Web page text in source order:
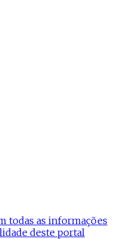
todas as informações
deste portal